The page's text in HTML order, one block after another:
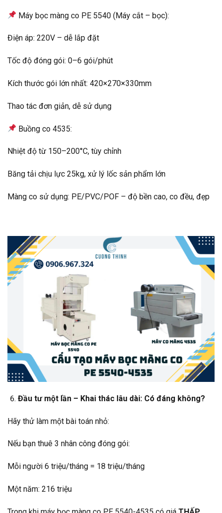
Máy bọc màng co PE 5540 (Máy cắt – bọc):
Điện áp: 220V – dễ lắp đặt
Tốc độ đóng gói: 0–6 gói/phút
Kích thước gói lớn nhất: 420×270×330mm
Thao tác đơn giản, dễ sử dụng
Buồng co 4535:
Nhiệt độ từ 150–200°C, tùy chỉnh
Băng tải chịu lực 25kg, xử lý lốc sản phẩm lớn
Màng co sử dụng: PE/PVC/POF – độ bền cao, co đều, đẹp
Đầu tư một lần – Khai thác lâu dài: Có đáng không?
Hãy thử làm một bài toán nhỏ:
Nếu bạn thuê 3 nhân công đóng gói:
Mỗi người 6 triệu/tháng = 18 triệu/tháng
Một năm: 216 triệu